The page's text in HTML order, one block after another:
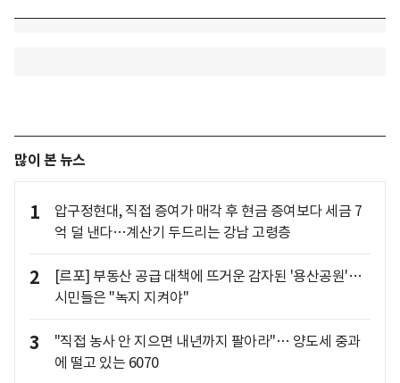
많이 본 뉴스
1
압구정현대, 직접 증여가 매각 후 현금 증여보다 세금 7
억 덜 낸다…계산기 두드리는 강남 고령층
2
[르포] 부동산 공급 대책에 뜨거운 감자된 '용산공원'…
시민들은 "녹지 지켜야"
3
"직접 농사 안 지으면 내년까지 팔아라"… 양도세 중과
에 떨고 있는 6070